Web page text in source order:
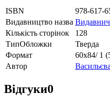
ISBN
978-617-
Видавництво назва
Кількість сторінок
128
ТипОбложки
Тверда
Формат
60х84/ 1
Автор
Відгуки0